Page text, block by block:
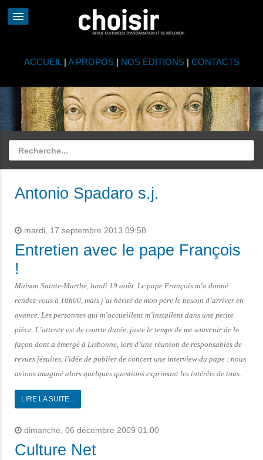
ACCUEIL | A PROPOS| NOS ÉDITIONS| CONTACTS
Antonio Spadaro s.j.
mardi, 17 septembre 2013 09:58
Entretien avec le pape François
!
Maison Sainte-Marthe, lundi 19 août. Le pape François m’a donné
rendez-vous à 10h00, mais j’ai hérité de mon père le besoin d’arriver en
avance. Les personnes qui m’accueillent m’installent dans une petite
pièce. L’attente est de courte durée, juste le temps de me souvenir de la
façon dont a émergé à Lisbonne, lors d’une réunion de responsables de
revues jésuites, l'idée de publier de concert une interview du pape : nous
avions imaginé alors quelques questions exprimant les intérêts de tous.
LIRE LA SUITE...
dimanche, 06 décembre 2009 01:00
Culture Net